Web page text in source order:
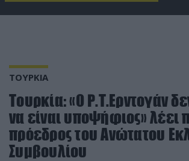
ΤΟΥΡΚΙΑ
Τουρκία: «Ο Ρ.Τ.Ερντογάν
να είναι υποψήφιος» λέει
πρόεδρος του Ανώτατου
Συμβουλίου